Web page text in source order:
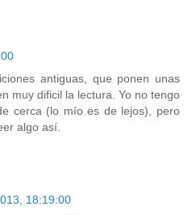
antiguas, que ponen unas
muy dificil la lectura. Yo no tengo
cerca (lo mío es de lejos), pero
algo así.
18:19:00